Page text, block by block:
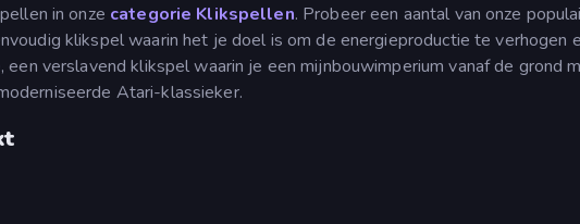
in onze categorie Klikspellen. Probeer een aantal van onze
klikspel waarin het je doel is om de energieproductie te verhogen
, een verslavend klikspel waarin je een mijnbouwimperium vanaf de grond
Atari-klassieker.